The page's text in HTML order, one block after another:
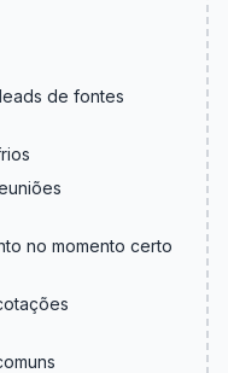
de fontes
no momento certo